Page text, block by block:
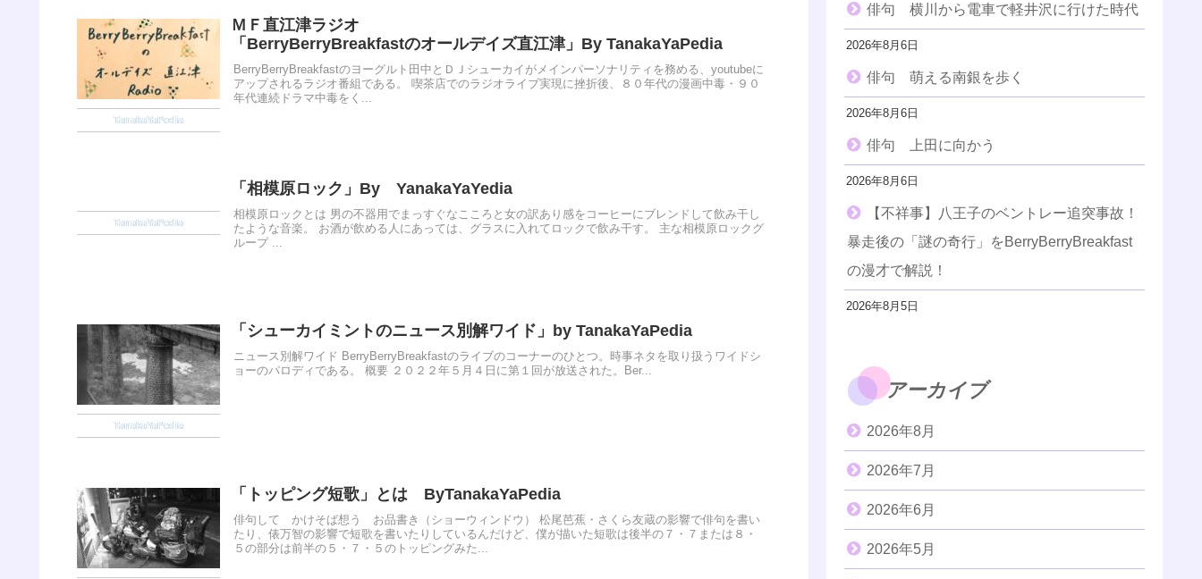
TanakaYaPedia
ＭＦ直江津ラジオ
「BerryBerryBreakfastのオールデイズ直江津」By TanakaYaPedia
BerryBerryBreakfastのヨーグルト田中とＤＪシューカイがメインパーソナリティを務める、youtubeに
アップされるラジオ番組である。 喫茶店でのラジオライブ実現に挫折後、８０年代の漫画中毒・９０
年代連続ドラマ中毒をく...
TanakaYaPedia
「相模原ロック」By YanakaYaYedia
相模原ロックとは 男の不器用でまっすぐなこころと女の訳あり感をコーヒーにブレンドして飲み干し
たような音楽。 お酒が飲める人にあっては、グラスに入れてロックで飲み干す。 主な相模原ロックグ
ループ ...
TanakaYaPedia
「シューカイミントのニュース別解ワイド」by TanakaYaPedia
ニュース別解ワイド BerryBerryBreakfastのライブのコーナーのひとつ。時事ネタを取り扱うワイドシ
ョーのパロディである。 概要 ２０２２年５月４日に第１回が放送された。Ber...
「トッピング短歌」とは ByTanakaYaPedia
俳句して かけそば想う お品書き（ショーウィンドウ） 松尾芭蕉・さくら友蔵の影響で俳句を書い
たり、俵万智の影響で短歌を書いたりしているんだけど、僕が描いた短歌は後半の７・７または８・
５の部分は前半の５・７・５のトッピングみた...
俳句 横川から電車で軽井沢に行けた時代
2026年8月6日
俳句 萌える南銀を歩く
2026年8月6日
俳句 上田に向かう
2026年8月6日
【不祥事】八王子のベントレー追突事故！
暴走後の「謎の奇行」をBerryBerryBreakfast
の漫才で解説！
2026年8月5日
アーカイブ
2026年8月
2026年7月
2026年6月
2026年5月